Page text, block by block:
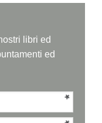
libri ed
ed